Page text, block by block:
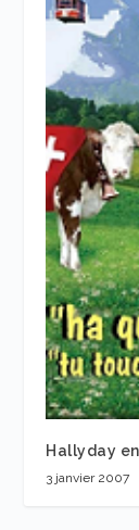
Hallyday
3 janvier 2007